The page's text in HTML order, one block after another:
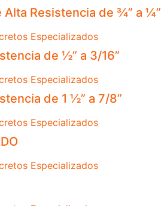
Alta Resistencia de ¾” a ¼”
de ½” a 3/16”
de 1 ½” a 7/8”